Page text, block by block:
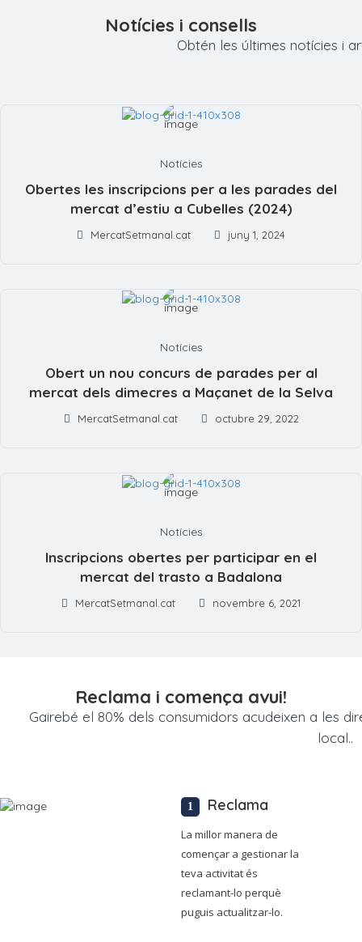
Notícies i consells
Obtén les últimes notícies i
Notícies
Obertes les inscripcions per a les parades del
mercat d’estiu a Cubelles (2024)
MercatSetmanal.cat juny 1, 2024
Notícies
Obert un nou concurs de parades per al
mercat dels dimecres a Maçanet de la Selva
MercatSetmanal.cat octubre 29, 2022
Notícies
Inscripcions obertes per participar en el
mercat del trasto a Badalona
MercatSetmanal.cat novembre 6, 2021
Reclama i comença avui!
Gairebé el 80% dels consumidors acudeixen a les
local..
Reclama
La millor manera de
començar a gestionar la
teva activitat és
reclamant-lo perquè
puguis actualitzar-lo.